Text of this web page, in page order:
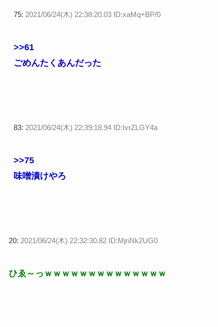
75: 2021/06/24(木) 22:38:20.03 ID:xaMq+BP/0
>>61
ごめんたくあんだった
83: 2021/06/24(木) 22:39:18.94 ID:IvrZLGY4a
>>75
味噌漬けやろ
20: 2021/06/24(木) 22:32:30.82 ID:MjnNk2UG0
ひゑ～っｗｗｗｗｗｗｗｗｗｗｗｗｗｗ